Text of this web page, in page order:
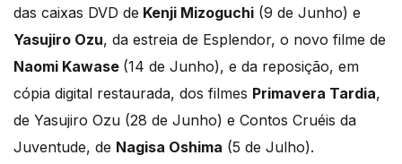
das caixas DVD de Kenji Mizoguchi (9 de Junho) e
Yasujiro Ozu, da estreia de Esplendor, o novo filme de
Naomi Kawase (14 de Junho), e da reposição, em
cópia digital restaurada, dos filmes Primavera Tardia,
de Yasujiro Ozu (28 de Junho) e Contos Cruéis da
Juventude, de Nagisa Oshima (5 de Julho).